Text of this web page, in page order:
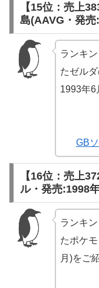
【15位：売上
島(AAVG・発
ランキ
たゼル
1993年6
GB
【16位：売上
ル・発売:1998
ランキ
たポケ
月)をご